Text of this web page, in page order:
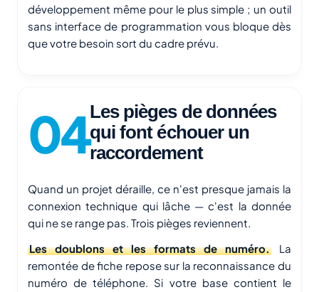
développement même pour le plus simple ; un outil
sans interface de programmation vous bloque dès
que votre besoin sort du cadre prévu.
Les pièges de données
qui font échouer un
raccordement
Quand un projet déraille, ce n'est presque jamais la
connexion technique qui lâche — c'est la donnée
qui ne se range pas. Trois pièges reviennent.
Les doublons et les formats de numéro.La
remontée de fiche repose sur la reconnaissance du
numéro de téléphone. Si votre base contient le